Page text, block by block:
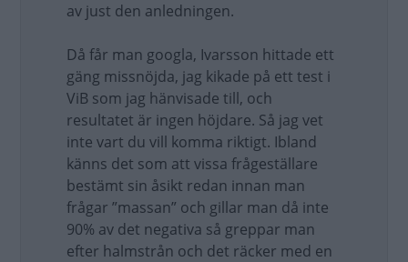
av just den anledningen.
Då får man googla, Ivarsson hittade ett
gäng missnöjda, jag kikade på ett test i
ViB som jag hänvisade till, och
resultatet är ingen höjdare. Så jag vet
inte vart du vill komma riktigt. Ibland
känns det som att vissa frågeställare
bestämt sin åsikt redan innan man
frågar ”massan” och gillar man då inte
90% av det negativa så greppar man
efter halmstrån och det räcker med en